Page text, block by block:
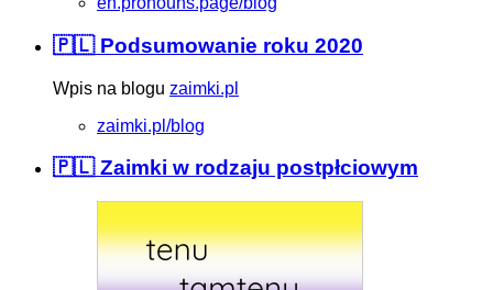
🇵🇱 Podsumowanie roku 2020
Wpis na blogu zaimki.pl
zaimki.pl/blog
🇵🇱 Zaimki w rodzaju postpłciowym